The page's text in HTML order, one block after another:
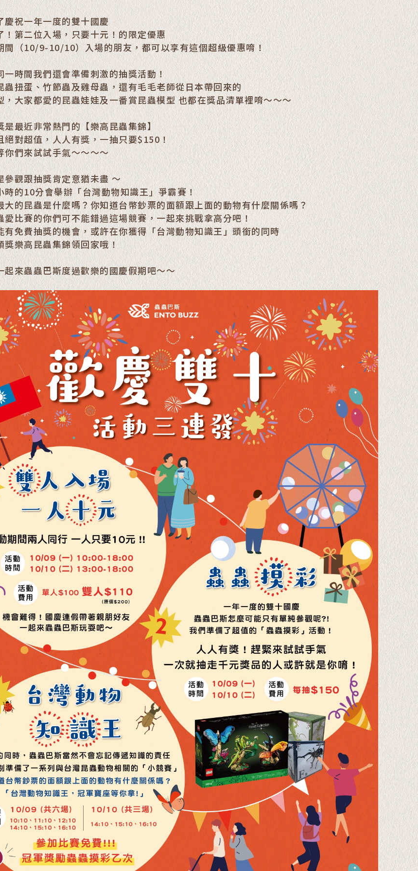
慶祝一年一度的雙十國慶
！第二位入場，只要十元！的限定優惠
間（10/9-10/10）入場的朋友，都可以享有這個超級優惠唷！
一時間我們還會準備刺激的抽獎活動！
蟲扭蛋、竹節蟲及雞母蟲，還有毛毛老師從日本帶回來的
，大家都愛的昆蟲娃娃及一番賞昆蟲模型 也都在獎品清單裡唷～～～
是最近非常熱門的【樂高昆蟲集錦】
絕對超值，人人有獎，一抽只要$150！
你們來試試手氣～～～～
參觀跟抽獎肯定意猶未盡 ～
時的10分會舉辦「台灣動物知識王」爭霸賽！
大的昆蟲是什麼嗎？你知道台幣鈔票的面額跟上面的動物有什麼關係嗎？
愛比賽的你們可不能錯過這場競賽，一起來挑戰拿高分吧！
有免費抽獎的機會，或許在你獲得「台灣動物知識王」頭銜的同時
獎樂高昆蟲集錦領回家哦！
起來蟲蟲巴斯度過歡樂的國慶假期吧～～